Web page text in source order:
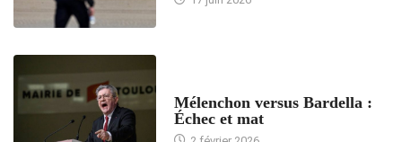
Mélenchon versus Bardella :
Échec et mat